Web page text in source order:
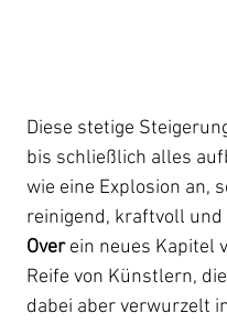
Diese stetige
bis schließlich alles
wie eine Explosion an,
reinigend, kraftvoll und
Over ein neues Kapitel
Reife von Künstlern,
dabei aber verwurzelt